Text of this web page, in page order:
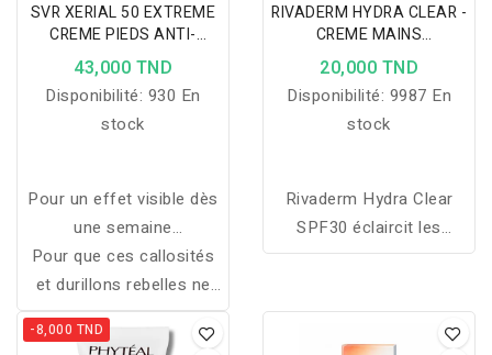
SVR XERIAL 50 EXTREME
CREME PIEDS ANTI-
CALLOSITES 50ML
43,000 TND
Disponibilité: 930 En
stock
Pour un effet visible dès
une semaine
d'application, il est
primordial d'appliquer
cette crème sur les
zones concernées
Pour que ces callosités
et durillons rebelles ne
reparaissent plus vous
pouvez utiliser en plus de
RIVADERM HYDRA CLEAR -
CREME MAINS
ECLAIRCISSANTE SPF30
50ML
20,000 TND
Disponibilité: 9987 En
stock
Rivaderm Hydra Clear
SPF30 éclaircit les
taches, protège des UV
une peau uniforme et
lumineuse.
-8,000 TND